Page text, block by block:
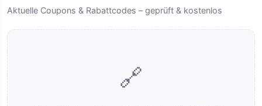
Aktuelle Coupons & Rabattcodes – geprüft & kostenlos
🔗